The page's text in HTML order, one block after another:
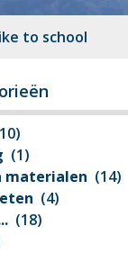
to school
(1)
materialen (14)
(4)
(18)